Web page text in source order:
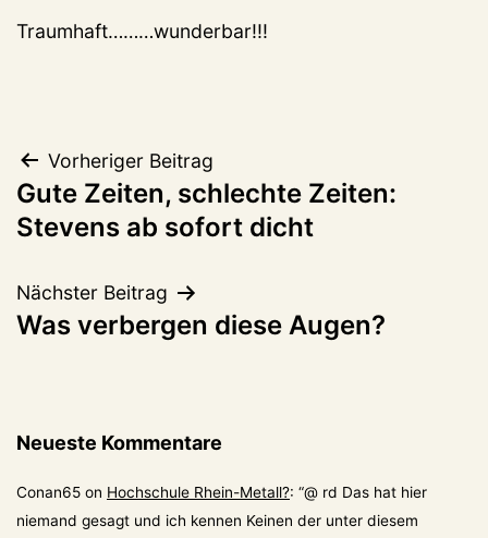
Traumhaft………wunderbar!!!
Beitragsnavigation
Vorheriger Beitrag
Gute Zeiten, schlechte Zeiten:
Stevens ab sofort dicht
Nächster Beitrag
Was verbergen diese Augen?
Neueste Kommentare
Conan65 on Hochschule Rhein-Metall?: “@ rd Das hat hier
niemand gesagt und ich kennen Keinen der unter diesem